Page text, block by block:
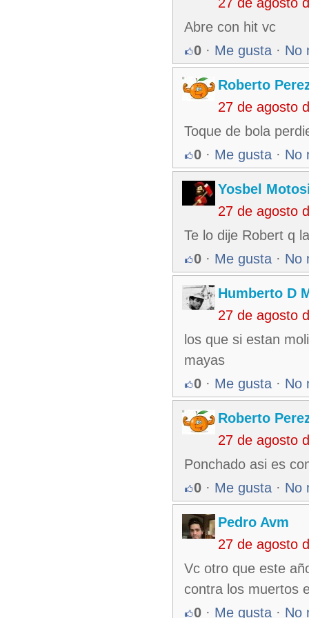
Abre con hit vc
0 · Me gusta · No
Roberto
27 de agosto
Toque de bola
0 · Me gusta · No
Yosbel
27 de agosto
Te lo dije Robert q
0 · Me gusta · No
Humberto D
27 de agosto
los que si estan
mayas
0 · Me gusta · No
Roberto
27 de agosto
Ponchado asi es
0 · Me gusta · No
Pedro Avm
27 de agosto
Vc otro que este
contra los muertos
0 · Me gusta · No